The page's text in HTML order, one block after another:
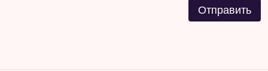
Отправить